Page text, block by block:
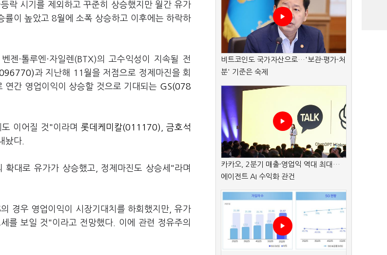
락 시기를 제외하고 꾸준히 상승했지만 월간 유가
이 높았고 8월에 소폭 상승하고 이후에는 하락하
젠·톨루엔·자일렌(BTX)의 고수익성이 지속될 전
과 지난해 11월을 저점으로 정제마진을 회
연간 영업이익이 상승할 것으로 기대되는 GS(078
이어질 것"이라며 롯데케미칼(011170) ,금호석
놨다.
대로 유가가 상승했고, 정제마진도 상승세"라며
경우 영업이익이 시장기대치를 하회했지만, 유가
를 보일 것"이라고 전망했다. 이에 관련 정유주의
비트코인도 국가자산으로…'보관·평가·처
분' 기준은 숙제
카카오, 2분기 매출·영업익 역대 최대…
에이전트 AI 수익화 관건